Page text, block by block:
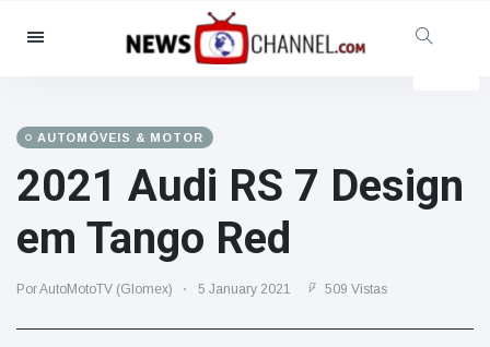
Categorias
Social & Diversão
Cinema & TV
(81)
Celebridades
(13938)
Moda e Beleza
(122)
AUTOMÓVEIS & MOTOR
2021 Audi RS 7 Design
em Tango Red
Por AutoMotoTV (Glomex) 5 January 2021 509 Vistas